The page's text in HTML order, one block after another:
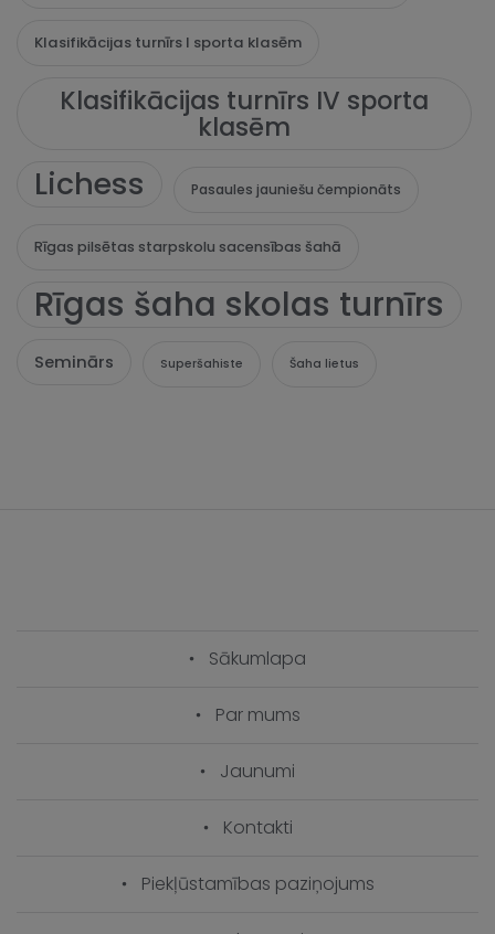
Klasifikācijas turnīrs I sporta klasēm
Klasifikācijas turnīrs IV sporta
klasēm
Lichess Pasaules jauniešu čempionāts
Rīgas pilsētas starpskolu sacensības šahā
Rīgas šaha skolas turnīrs
Seminārs Superšahiste Šaha lietus
Sākumlapa
Par mums
Jaunumi
Kontakti
Piekļūstamības paziņojums